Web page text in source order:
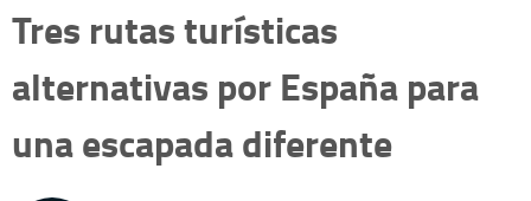
Tres rutas turísticas
alternativas por España para
una escapada diferente